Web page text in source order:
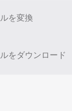
を変換
をダウンロード